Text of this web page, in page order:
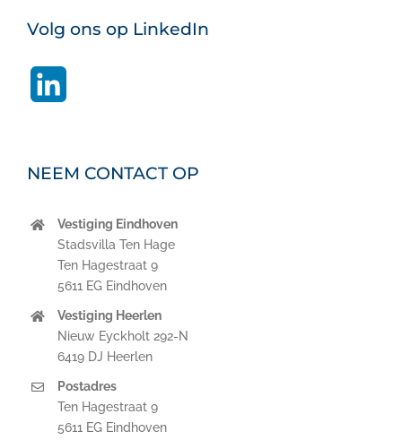
Volg ons op LinkedIn
NEEM CONTACT OP
Vestiging Eindhoven
Stadsvilla Ten Hage
Ten Hagestraat 9
5611 EG Eindhoven
Vestiging Heerlen
Nieuw Eyckholt 292-N
6419 DJ Heerlen
Postadres
Ten Hagestraat 9
5611 EG Eindhoven